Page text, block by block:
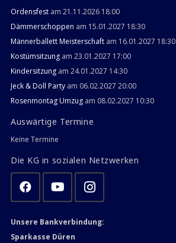
Ordensfest am 21.11.2026 18:00
Dämmerschoppen am 15.01.2027 18:30
Männerballett Meisterschaft am 16.01.2027 18:30
Kostümsitzung am 23.01.2027 17:00
Kindersitzung am 24.01.2027 14:30
Jeck & Doll Party am 06.02.2027 20:00
Rosenmontag Umzug am 08.02.2027 10:30
Auswärtige Termine
Keine Termine
Die KG in sozialen Netzwerken
Unsere Bankverbindung:
Sparkasse Düren